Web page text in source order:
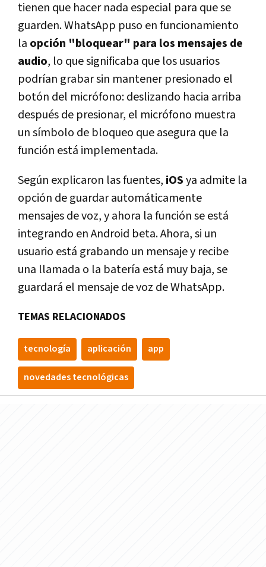
tienen que hacer nada especial para que se
guarden. WhatsApp puso en funcionamiento
la opción "bloquear" para los mensajes de
audio, lo que significaba que los usuarios
podrí­an grabar sin mantener presionado el
botón del micrófono: deslizando hacia arriba
después de presionar, el micrófono muestra
un sí­mbolo de bloqueo que asegura que la
función está implementada.
Según explicaron las fuentes, iOSya admite la
opción de guardar automáticamente
mensajes de voz, y ahora la función se está
integrando en Android beta. Ahora, si un
usuario está grabando un mensaje y recibe
una llamada o la baterí­a está muy baja, se
guardará el mensaje de voz de WhatsApp.
TEMAS RELACIONADOS
tecnologí­a aplicación app
novedades tecnológicas